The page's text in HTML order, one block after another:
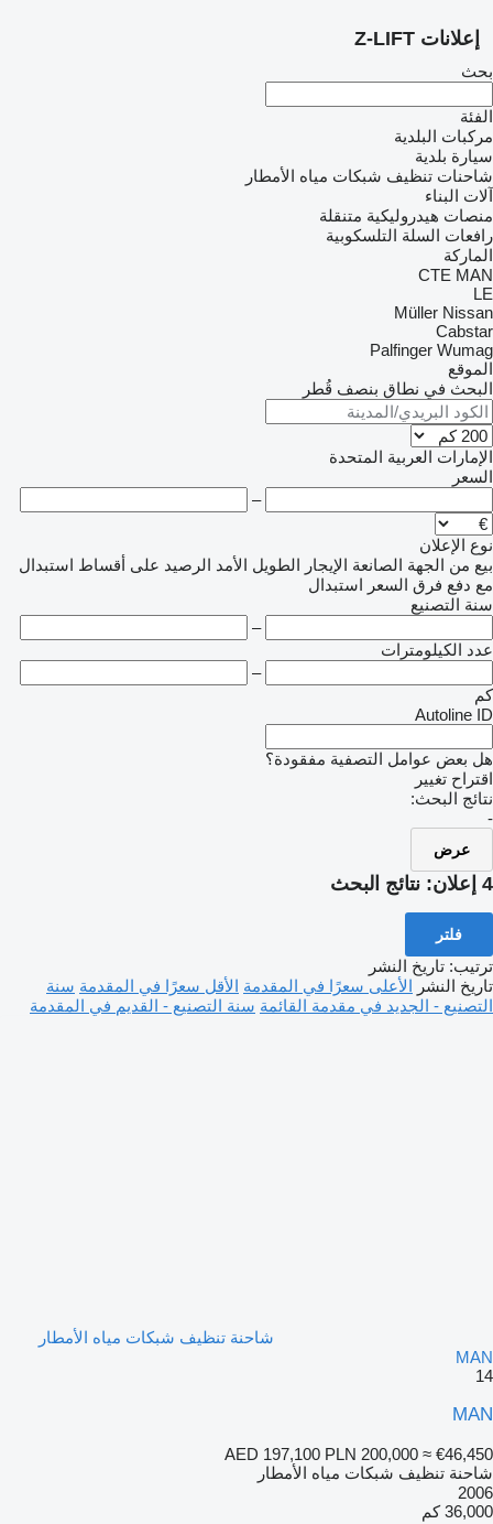
إعلانات Z-LIFT
بحث
الفئة
مركبات البلدية
سيارة بلدية
شاحنات تنظيف شبكات مياه الأمطار
آلات البناء
منصات هيدروليكية متنقلة
رافعات السلة التلسكوبية
الماركة
CTE MAN
LE
Müller Nissan
Cabstar
Palfinger Wumag
الموقع
البحث في نطاق بنصف قُطر
الإمارات العربية المتحدة
السعر
–
نوع الإعلان
بيع من الجهة الصانعة الإيجار الطويل الأمد الرصيد على أقساط استبدال
مع دفع فرق السعر استبدال
سنة التصنيع
–
عدد الكيلومترات
–
كم
Autoline ID
هل بعض عوامل التصفية مفقودة؟
اقتراح تغيير
نتائج البحث:
-
عرض
4 إعلان: نتائج البحث
فلتر
ترتيب: تاريخ النشر
تاريخ النشر الأعلى سعرًا في المقدمة الأقل سعرًا في المقدمة سنة
التصنيع - الجديد في مقدمة القائمة سنة التصنيع - القديم في المقدمة
شاحنة تنظيف شبكات مياه الأمطار
MAN
14
MAN
AED 197,100 PLN 200,000 ≈ €46,450
شاحنة تنظيف شبكات مياه الأمطار
2006
36,000 كم